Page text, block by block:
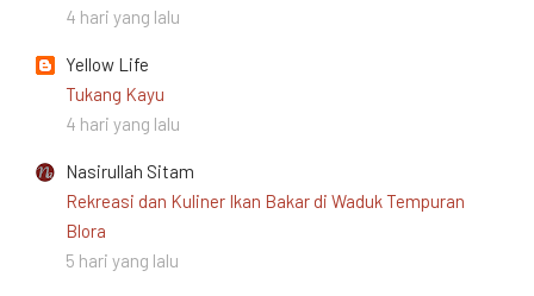
4 hari yang lalu
Yellow Life
Tukang Kayu
4 hari yang lalu
Nasirullah Sitam
Rekreasi dan Kuliner Ikan Bakar di Waduk Tempuran
Blora
5 hari yang lalu